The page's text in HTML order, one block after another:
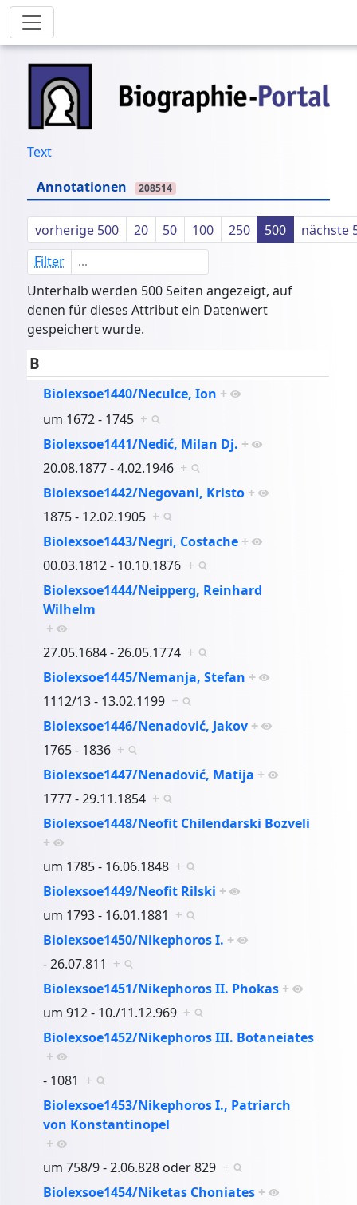
Text
Annotationen
208514
vorherige 500 20 50 100 250 500
nächste
Filter
Unterhalb werden 500 Seiten angezeigt, auf
denen für dieses Attribut ein Datenwert
gespeichert wurde.
B
Biolexsoe1440/Neculce, Ion +
um 1672 - 1745 +
Biolexsoe1441/Nedić, Milan Dj. +
20.08.1877 - 4.02.1946 +
Biolexsoe1442/Negovani, Kristo +
1875 - 12.02.1905 +
Biolexsoe1443/Negri, Costache +
00.03.1812 - 10.10.1876 +
Biolexsoe1444/Neipperg, Reinhard
Wilhelm
+
27.05.1684 - 26.05.1774 +
Biolexsoe1445/Nemanja, Stefan +
1112/13 - 13.02.1199 +
Biolexsoe1446/Nenadović, Jakov +
1765 - 1836 +
Biolexsoe1447/Nenadović, Matija +
1777 - 29.11.1854 +
Biolexsoe1448/Neofit Chilendarski Bozveli
+
um 1785 - 16.06.1848 +
Biolexsoe1449/Neofit Rilski +
um 1793 - 16.01.1881 +
Biolexsoe1450/Nikephoros I. +
- 26.07.811 +
Biolexsoe1451/Nikephoros II. Phokas +
um 912 - 10./11.12.969 +
Biolexsoe1452/Nikephoros III. Botaneiates
+
- 1081 +
Biolexsoe1453/Nikephoros I., Patriarch
von Konstantinopel
+
um 758/9 - 2.06.828 oder 829 +
Biolexsoe1454/Niketas Choniates +